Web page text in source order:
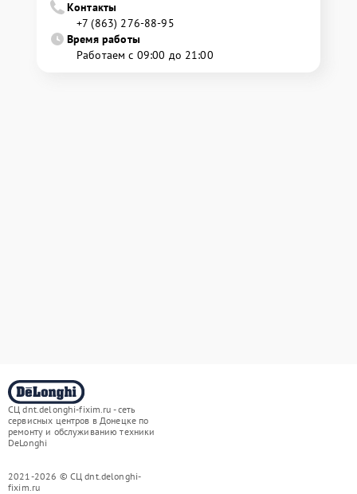
Контакты
+7 (863) 276-88-95
Время работы
Работаем с 09:00 до 21:00
СЦ dnt.delonghi-fixim.ru - сеть
сервисных центров в Донецке по
ремонту и обслуживанию техники
DeLonghi
2021-2026 © СЦ dnt.delonghi-
fixim.ru